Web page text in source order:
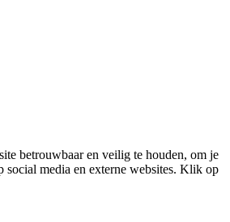
betrouwbaar en veilig te houden, om je
social media en externe websites. Klik op